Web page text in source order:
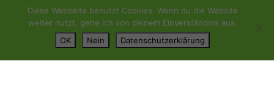
Diese Webseite benutzt Cookies. Wenn du die Website
weiter nutzt, gehe ich von deinem Einverständnis aus.
OK
Nein Datenschutzerklärung